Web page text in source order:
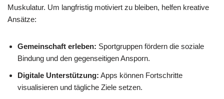
Muskulatur. Um langfristig motiviert zu bleiben, helfen kreative
Ansätze:
Gemeinschaft erleben: Sportgruppen fördern die soziale
Bindung und den gegenseitigen Ansporn.
Digitale Unterstützung: Apps können Fortschritte
visualisieren und tägliche Ziele setzen.